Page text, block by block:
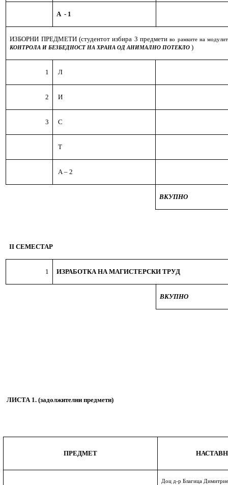
А - 1
ИЗБОРНИ ПРЕДМЕТИ(студентот избира 3 предметиво рамките на
КОНТРОЛА И БЕЗБЕДНОСТ НА ХРАНА ОД АНИМАЛНО ПОТЕКЛО )
1 Л
2 И
3 С
Т
А – 2
ВКУПНО
II СЕМЕСТАР
1 ИЗРАБОТКА НА МАГИСТЕРСКИ ТРУД
ВКУПНО
ЛИСТА 1. (задолжителни предмети)
ПРЕДМЕТ
Доц д-р Благица